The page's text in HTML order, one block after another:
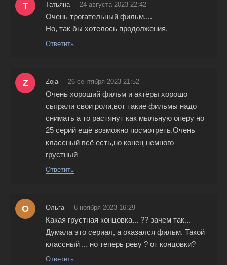
Т Татьяна 24 августа 2023 22:42
Очень трогательный фильм....
Но, так бы хотелось продолжения.
Ответить
Z Zoja 26 сентября 2023 21:52
Очень хороший фильм и актёры хорошо
сыграли свои роли,вот такие фильмы надо
снимать а то растянут как мыльную оперу но
25 серий ещё возможно посмотреть.Очень
классный всё есть,но конец немного
грустный
Ответить
О Ольга 6 ноября 2023 16:29
Какая грустная концовка... ?? зачем так...
Думала это сериал, а оказался фильм. Такой
классный ... но теперь реву ? от концовки?
Ответить